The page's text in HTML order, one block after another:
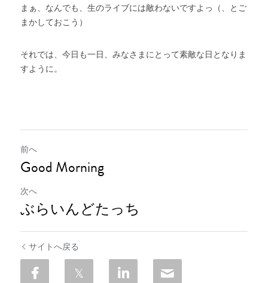
まぁ、なんでも、生のライブには敵わないですよっ（、とご
まかしておこう）
それでは、今日も一日、みなさまにとって素敵な日となりま
すように。
前へ
Good Morning
次へ
ぶらいんどたっち
サイトへ戻る